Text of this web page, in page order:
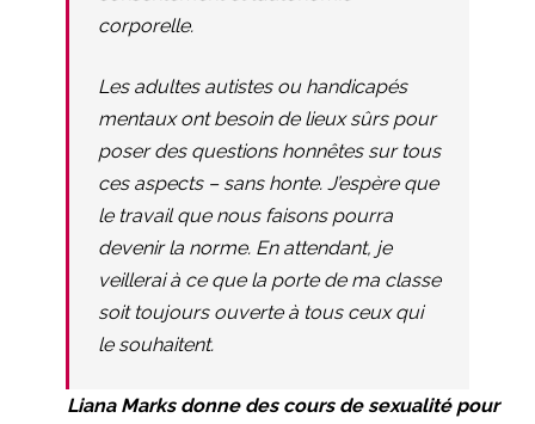
corporelle.
Les adultes autistes ou handicapés
mentaux ont besoin de lieux sûrs pour
poser des questions honnêtes sur tous
ces aspects – sans honte. J’espère que
le travail que nous faisons pourra
devenir la norme. En attendant, je
veillerai à ce que la porte de ma classe
soit toujours ouverte à tous ceux qui
le souhaitent.
Liana Marks donne des cours de sexualité pour